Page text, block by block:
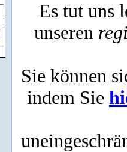
Es tut uns
unseren
Sie können
indem Sie